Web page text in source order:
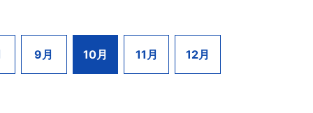
に業容を拡大し、平成14年4月には
あげていた。平成17年6月期からグル
金の大半を借入金に依存したことで
却による負債の圧縮を続けたが、借
、兼友裕之代表清算人）は、9月26
輝彦弁護士（千代田区丸の内
9月 10月 11月 12月